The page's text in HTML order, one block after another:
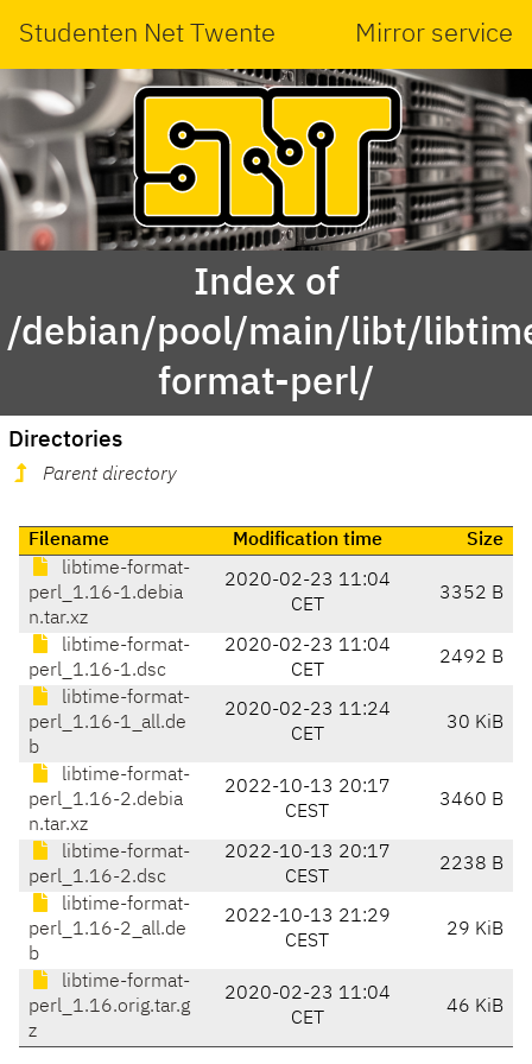
Studenten Net Twente Mirror service
Index of
/debian/pool/main/libt/
format-perl/
Directories
Parent directory
Filename Modification time
Size
libtime-format-
perl_1.16-1.debia
n.tar.xz
2020-02-23 11:04
CET
3352 B
libtime-format-
perl_1.16-1.dsc
2020-02-23 11:04
CET
2492 B
libtime-format-
perl_1.16-1_all.de
b
2020-02-23 11:24
CET
30 KiB
libtime-format-
perl_1.16-2.debia
n.tar.xz
2022-10-13 20:17
CEST
3460 B
libtime-format-
perl_1.16-2.dsc
2022-10-13 20:17
CEST
2238 B
libtime-format-
perl_1.16-2_all.de
b
2022-10-13 21:29
CEST
29 KiB
libtime-format-
perl_1.16.orig.tar.g
z
2020-02-23 11:04
CET
46 KiB